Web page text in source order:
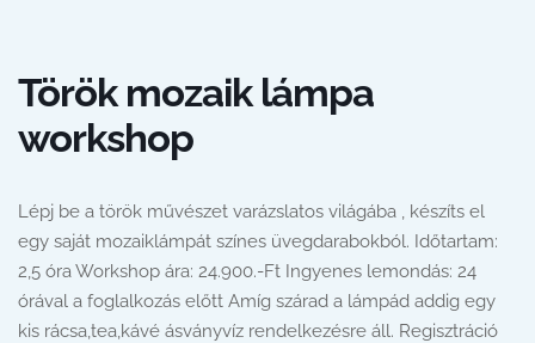
Török mozaik lámpa
workshop
Lépj be a török művészet varázslatos világába , készíts el
egy saját mozaiklámpát színes üvegdarabokból. Időtartam:
2,5 óra Workshop ára: 24.900.-Ft Ingyenes lemondás: 24
órával a foglalkozás előtt Amíg szárad a lámpád addig egy
kis rácsa,tea,kávé ásványvíz rendelkezésre áll. Regisztráció